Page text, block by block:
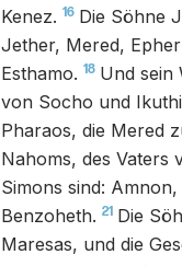
Kenez. 16 Die Söhne
Jether, Mered,
Esthamo. 18 Und sein
von Socho und
Pharaos, die Mered
Nahoms, des Vaters
Simons sind:
Benzoheth. 21 Die
Maresas, und die